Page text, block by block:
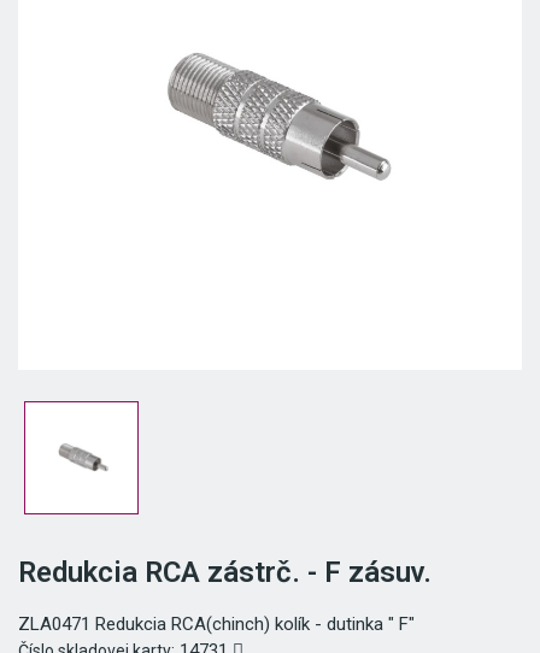
Redukcia RCA zástrč. - F zásuv.
ZLA0471 Redukcia RCA(chinch) kolík - dutinka " F"